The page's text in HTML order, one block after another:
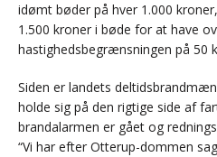
idømt bøder på hver 1.000
1.500 kroner i bøde for at have
hastighedsbegrænsningen på 50
Siden er landets
holde sig på den rigtige side af
brandalarmen er gået og
“Vi har efter Otterup-dommen